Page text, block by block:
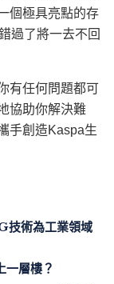
個極具亮點的存
過了將一去不回
任何問題都可
協助你解決難
手創造Kaspa生
術為工業領域
層樓？